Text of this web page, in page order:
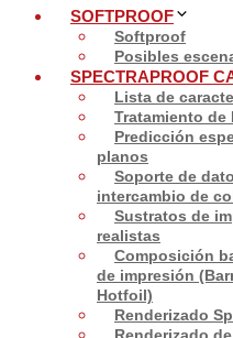
SOFTPROOF
Softproof
Posibles
SPECTRAPROOF
Lista de
Tratamiento de
Predicción
planos
Soporte de
intercambio de
Sustratos de
realistas
Composición
de impresión
Hotfoil)
Renderizado